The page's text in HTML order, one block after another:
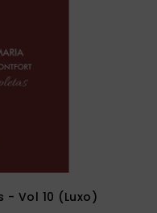
- Vol 10 (Luxo)